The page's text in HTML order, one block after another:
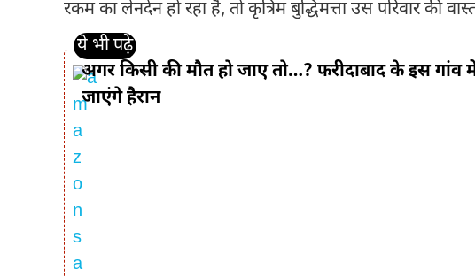
रकम का लेनदेन हो रहा है, तो कृत्रिम बुद्धिमत्ता उस परिवार की
अगर किसी की मौत हो जाए तो…? फरीदाबाद के इस
जाएंगे हैरान